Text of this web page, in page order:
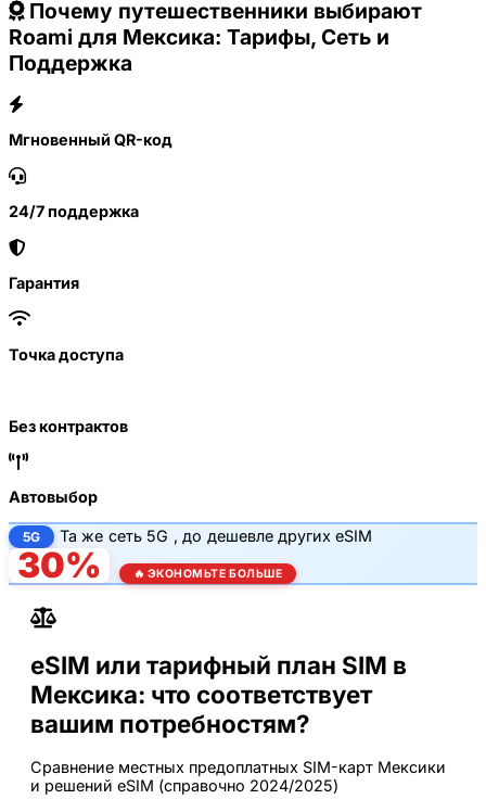
Почему путешественники выбирают
Roami для Мексика: Тарифы, Сеть и
Поддержка
Мгновенный QR-код
24/7 поддержка
Гарантия
Точка доступа
Без контрактов
Автовыбор
5G Та же сеть 5G , до дешевле других eSIM
30% 🔥 ЭКОНОМЬТЕ БОЛЬШЕ
eSIM или тарифный план SIM в
Мексика: что соответствует
вашим потребностям?
Сравнение местных предоплатных SIM-карт Мексики
и решений eSIM (справочно 2024/2025)